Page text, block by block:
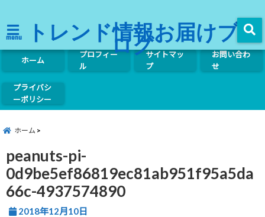
menu トレンド情報お届けブ
ログ
ホーム
プロフィー
ル
サイトマッ
プ
お問い合わ
せ
プライバシ
ーポリシー
ホーム
peanuts-pi-
0d9be5ef86819ec81ab951f95a5da
66c-4937574890
2018年12月10日